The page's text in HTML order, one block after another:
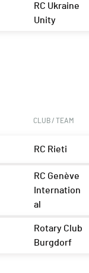
RC Ukraine
Unity
CLUB / TEAM
RC Rieti
RC Genève
Internation
al
Rotary Club
Burgdorf